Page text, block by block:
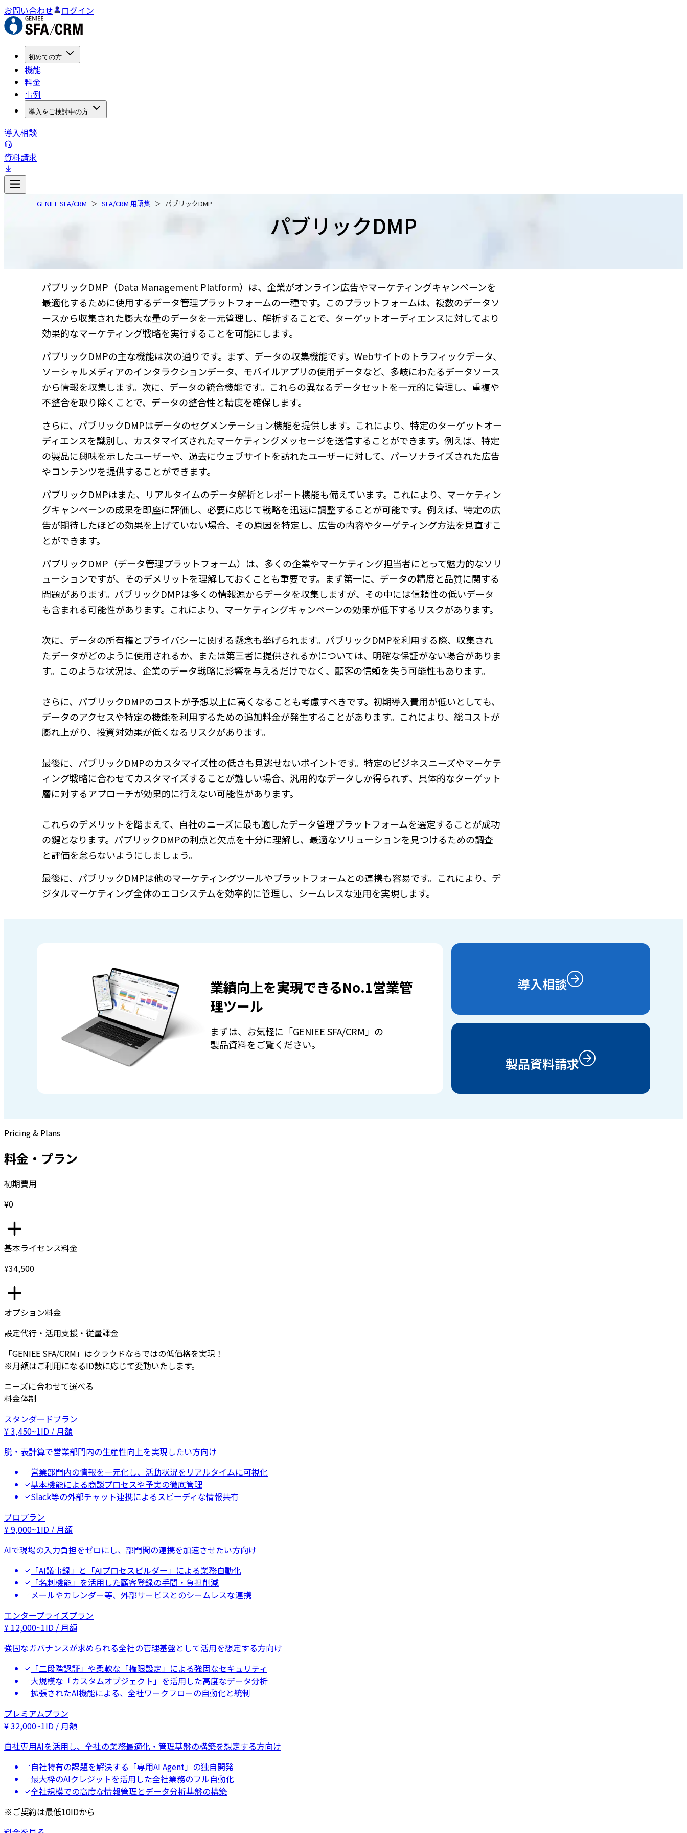
お問い合わせ ログイン
初めての方
機能
料金
事例
導入をご検討中の方
導入相談
資料請求
GENIEE SFA/CRM SFA/CRM 用語集 パブリックDMP
パブリックDMP
パブリックDMP（Data Management Platform）は、企業がオンライン広告やマーケティングキャンペーンを
最適化するために使用するデータ管理プラットフォームの一種です。このプラットフォームは、複数のデータソ
ースから収集された膨大な量のデータを一元管理し、解析することで、ターゲットオーディエンスに対してより
効果的なマーケティング戦略を実行することを可能にします。
パブリックDMPの主な機能は次の通りです。まず、データの収集機能です。Webサイトのトラフィックデータ、
ソーシャルメディアのインタラクションデータ、モバイルアプリの使用データなど、多岐にわたるデータソース
から情報を収集します。次に、データの統合機能です。これらの異なるデータセットを一元的に管理し、重複や
不整合を取り除くことで、データの整合性と精度を確保します。
さらに、パブリックDMPはデータのセグメンテーション機能を提供します。これにより、特定のターゲットオー
ディエンスを識別し、カスタマイズされたマーケティングメッセージを送信することができます。例えば、特定
の製品に興味を示したユーザーや、過去にウェブサイトを訪れたユーザーに対して、パーソナライズされた広告
やコンテンツを提供することができます。
パブリックDMPはまた、リアルタイムのデータ解析とレポート機能も備えています。これにより、マーケティン
グキャンペーンの成果を即座に評価し、必要に応じて戦略を迅速に調整することが可能です。例えば、特定の広
告が期待したほどの効果を上げていない場合、その原因を特定し、広告の内容やターゲティング方法を見直すこ
とができます。
パブリックDMP（データ管理プラットフォーム）は、多くの企業やマーケティング担当者にとって魅力的なソリ
ューションですが、そのデメリットを理解しておくことも重要です。まず第一に、データの精度と品質に関する
問題があります。パブリックDMPは多くの情報源からデータを収集しますが、その中には信頼性の低いデータ
も含まれる可能性があります。これにより、マーケティングキャンペーンの効果が低下するリスクがあります。
次に、データの所有権とプライバシーに関する懸念も挙げられます。パブリックDMPを利用する際、収集され
たデータがどのように使用されるか、または第三者に提供されるかについては、明確な保証がない場合がありま
す。このような状況は、企業のデータ戦略に影響を与えるだけでなく、顧客の信頼を失う可能性もあります。
さらに、パブリックDMPのコストが予想以上に高くなることも考慮すべきです。初期導入費用が低いとしても、
データのアクセスや特定の機能を利用するための追加料金が発生することがあります。これにより、総コストが
膨れ上がり、投資対効果が低くなるリスクがあります。
最後に、パブリックDMPのカスタマイズ性の低さも見逃せないポイントです。特定のビジネスニーズやマーケテ
ィング戦略に合わせてカスタマイズすることが難しい場合、汎用的なデータしか得られず、具体的なターゲット
層に対するアプローチが効果的に行えない可能性があります。
これらのデメリットを踏まえて、自社のニーズに最も適したデータ管理プラットフォームを選定することが成功
の鍵となります。パブリックDMPの利点と欠点を十分に理解し、最適なソリューションを見つけるための調査
と評価を怠らないようにしましょう。
最後に、パブリックDMPは他のマーケティングツールやプラットフォームとの連携も容易です。これにより、デ
ジタルマーケティング全体のエコシステムを効率的に管理し、シームレスな運用を実現します。
業績向上を実現できるNo.1営業管
理ツール
まずは、お気軽に「GENIEE SFA/CRM」の
製品資料をご覧ください。
導入相談
製品資料請求
Pricing & Plans
料金・プラン
初期費用
¥0
基本ライセンス料金
¥34,500
オプション料金
設定代行・活用支援・従量課金
「GENIEE SFA/CRM」はクラウドならではの低価格を実現！
※月額はご利用になるID数に応じて変動いたします。
ニーズに合わせて選べる
料金体制
スタンダードプラン
¥3,450~1ID / 月額
脱・表計算で営業部門内の生産性向上を実現したい方向け
営業部門内の情報を一元化し、活動状況をリアルタイムに可視化
基本機能による商談プロセスや予実の徹底管理
Slack等の外部チャット連携によるスピーディな情報共有
プロプラン
¥9,000~1ID / 月額
AIで現場の入力負担をゼロにし、部門間の連携を加速させたい方向け
「AI議事録」と「AIプロセスビルダー」による業務自動化
「名刺機能」を活用した顧客登録の手間・負担削減
メールやカレンダー等、外部サービスとのシームレスな連携
エンタープライズプラン
¥ 12,000~1ID / 月額
強固なガバナンスが求められる全社の管理基盤として活用を想定する方向け
「二段階認証」や柔軟な「権限設定」による強固なセキュリティ
大規模な「カスタムオブジェクト」を活用した高度なデータ分析
拡張されたAI機能による、全社ワークフローの自動化と統制
プレミアムプラン
¥32,000~1ID / 月額
自社専用AIを活用し、全社の業務最適化・管理基盤の構築を想定する方向け
自社特有の課題を解決する「専用AI Agent」の独自開発
最大枠のAIクレジットを活用した全社業務のフル自動化
全社規模での高度な情報管理とデータ分析基盤の構築
※ご契約は最低10IDから